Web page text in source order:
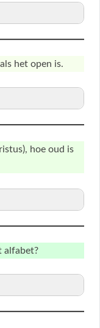
het open is.
hoe oud is
alfabet?